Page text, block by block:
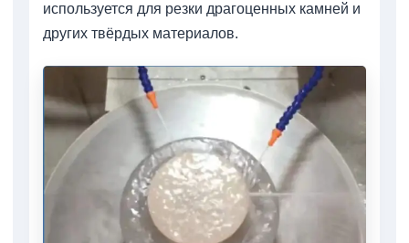
используется для резки драгоценных камней и
других твёрдых материалов.